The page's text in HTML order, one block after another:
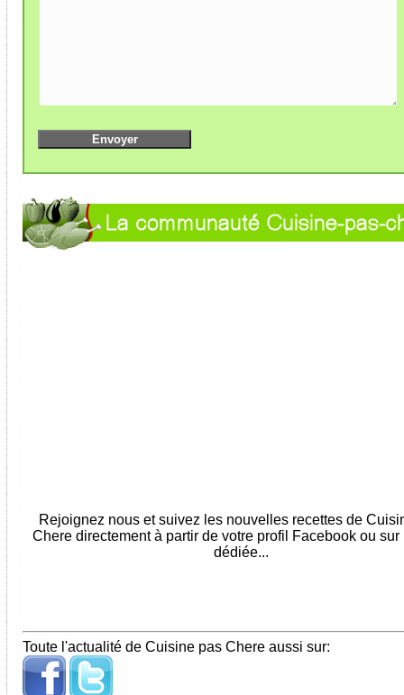
Rejoignez nous et suivez les nouvelles recettes de
Chere directement à partir de votre profil Facebook ou sur
dédiée...
Toute l'actualité de Cuisine pas Chere aussi sur: